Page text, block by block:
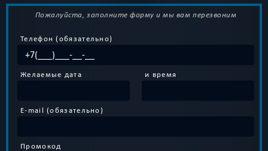
Пожалуйста, заполните форму и мы вам перезвоним
Телефон (обязательно)
Желаемые дата и время
E-mail (обязательно)
Промокод